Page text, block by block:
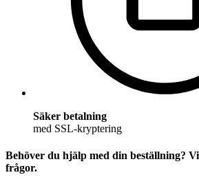
Säker betalning
med SSL-kryptering
Behöver du hjälp med din beställning?
frågor.